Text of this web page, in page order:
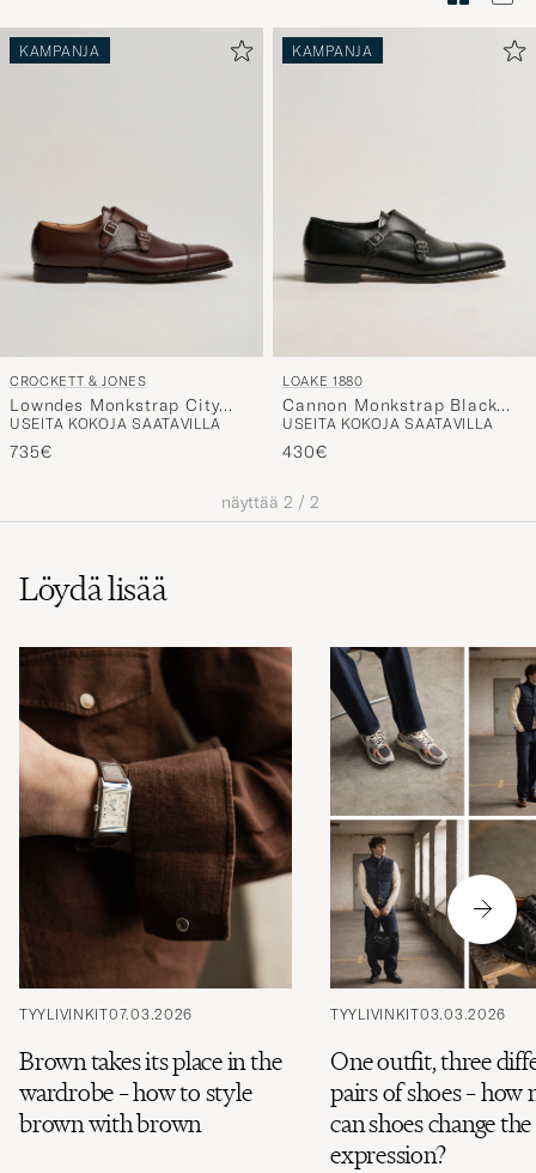
tuotteille
KAMPANJA
CROCKETT & JONES
Lowndes Monkstrap City
Sole Dark Brown Calf
USEITA KOKOJA SAATAVILLA
735€
KAMPANJA
LOAKE 1880
Cannon Monkstrap Black
Calf
USEITA KOKOJA SAATAVILLA
430€
näyttää 2 / 2
Löydä lisää
TYYLIVINKIT07.03.2026
Brown takes its place in the
wardrobe – how to style
brown with brown
TYYLIVINKIT03.03.2026
One outfit, three
pairs of shoes – how
can shoes change the
expression?